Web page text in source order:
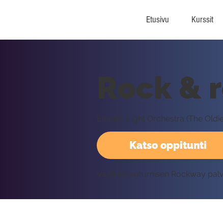
Etusivu Kurssit
Katso oppitunti
Rock &
Electric Light Orchestra (The
Vaatii kirjautumisen Rockway